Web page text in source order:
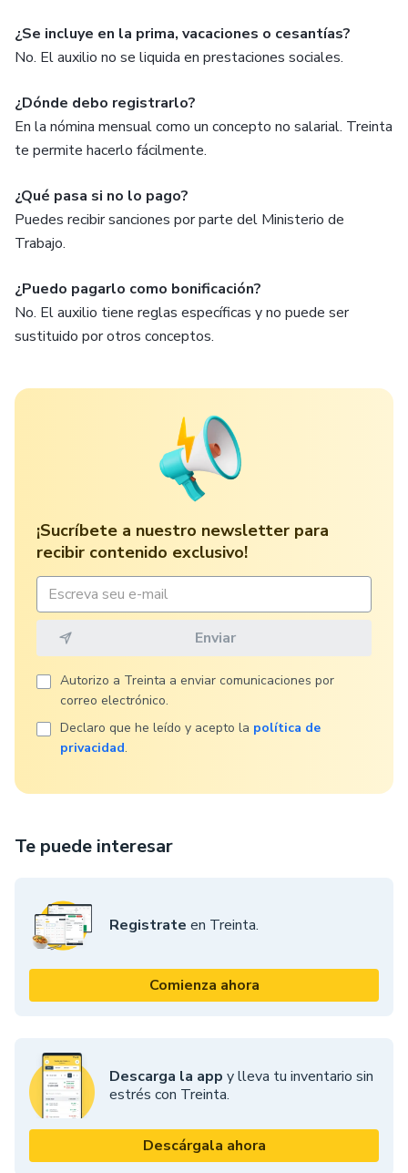
Te puede interesar
Registrate en Treinta.
Comienza ahora
Descarga la app y lleva tu inventario sin
estrés con Treinta.
Descárgala ahora
¿Se incluye en la prima, vacaciones o cesantías?
No. El auxilio no se liquida en prestaciones sociales.
¿Dónde debo registrarlo?
En la nómina mensual como un concepto no salarial. Treinta
te permite hacerlo fácilmente.
¿Qué pasa si no lo pago?
Puedes recibir sanciones por parte del Ministerio de
Trabajo.
¿Puedo pagarlo como bonificación?
No. El auxilio tiene reglas específicas y no puede ser
sustituido por otros conceptos.
¡Sucríbete a nuestro newsletter para
recibir contenido exclusivo!
Autorizo ​​a Treinta a enviar comunicaciones por
correo electrónico.
Declaro que he leído y acepto la política de
privacidad.